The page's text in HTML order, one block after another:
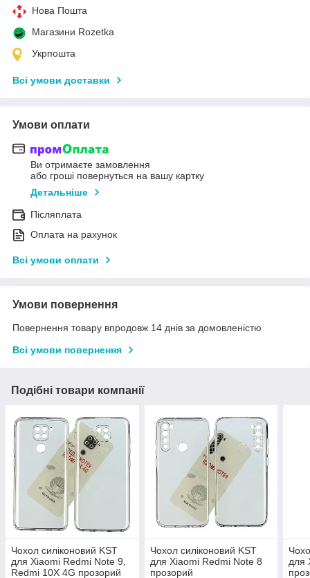
Нова Пошта
Магазини Rozetka
Укрпошта
Всі умови доставки
Умови оплати
Ви отримаєте замовлення
або гроші повернуться на вашу картку
Детальніше
Післяплата
Оплата на рахунок
Всі умови оплати
Умови повернення
Повернення товару впродовж 14 днів за домовленістю
Всі умови повернення
Подібні товари компанії
Чохол силіконовий KST
для Xiaomi Redmi Note 9,
Redmi 10X 4G прозорий
Чохол силіконовий KST
для Xiaomi Redmi Note 8
прозорий
для